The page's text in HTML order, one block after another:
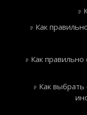
Как
Как
Как